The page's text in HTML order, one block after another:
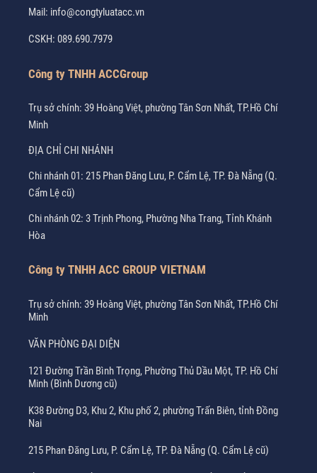
Mail: info@congtyluatacc.vn
CSKH: 089.690.7979
Công ty TNHH ACCGroup
Trụ sở chính: 39 Hoàng Việt, phường Tân Sơn Nhất, TP.Hồ Chí
Minh
ĐỊA CHỈ CHI NHÁNH
Chi nhánh 01: 215 Phan Đăng Lưu, P. Cẩm Lệ, TP. Đà Nẵng (Q.
Cẩm Lệ cũ)
Chi nhánh 02: 3 Trịnh Phong, Phường Nha Trang, Tỉnh Khánh
Hòa
Công ty TNHH ACC GROUP VIETNAM
Trụ sở chính: 39 Hoàng Việt, phường Tân Sơn Nhất, TP.Hồ Chí
Minh
VĂN PHÒNG ĐẠI DIỆN
121 Đường Trần Bình Trọng, Phường Thủ Dầu Một, TP. Hồ Chí
Minh (Bình Dương cũ)
K38 Đường D3, Khu 2, Khu phố 2, phường Trấn Biên, tỉnh Đồng
Nai
215 Phan Đăng Lưu, P. Cẩm Lệ, TP. Đà Nẵng (Q. Cẩm Lệ cũ)